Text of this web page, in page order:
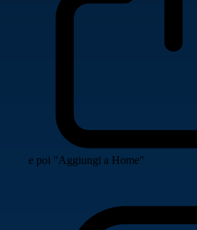
e poi "Aggiungi a Home"